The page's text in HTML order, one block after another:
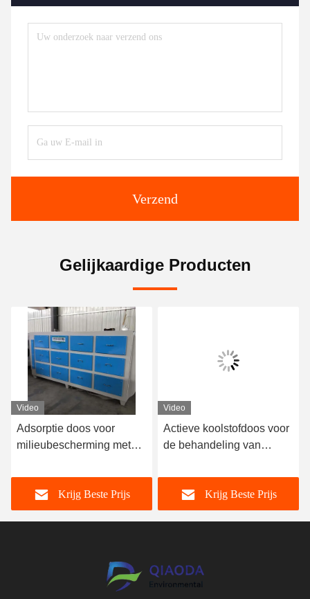
Verzend
Gelijkaardige Producten
Video
Adsorptie doos voor
milieubescherming met
Krijg Beste Prijs
Video
Actieve koolstofdoos voor
de behandeling van
Krijg Beste Prijs